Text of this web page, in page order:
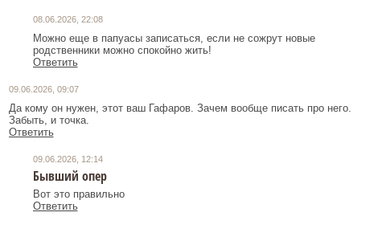
08.06.2026, 22:08
Можно еще в папуасы записаться, если не сожрут новые
родственники можно спокойно жить!
Ответить
09.06.2026, 09:07
Да кому он нужен, этот ваш Гафаров. Зачем вообще писать про него.
Забыть, и точка.
Ответить
09.06.2026, 12:14
Бывший опер
Вот это правильно
Ответить